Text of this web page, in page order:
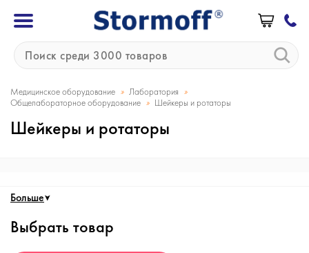
Медицинское оборудование » Лаборатория »
Общелабораторное оборудование » Шейкеры и ротаторы
Шейкеры и ротаторы
Больше
Выбрать товар